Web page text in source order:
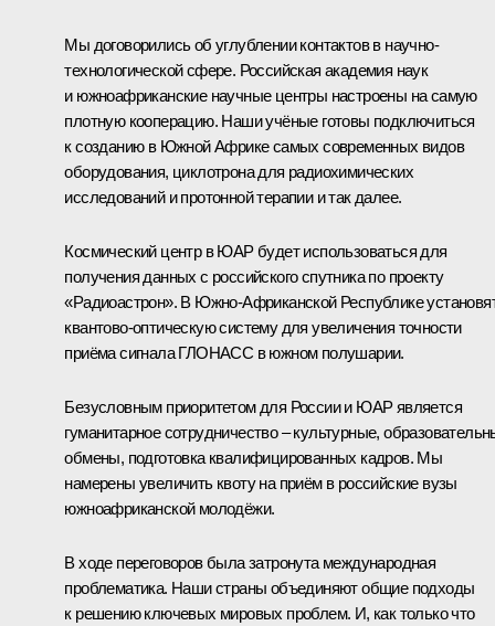
Мы договорились об углублении контактов в научно-
технологической сфере. Российская академия наук
и южноафриканские научные центры настроены на самую
плотную кооперацию. Наши учёные готовы подключиться
к созданию в Южной Африке самых современных видов
оборудования, циклотрона для радиохимических
исследований и протонной терапии и так далее.
Космический центр в ЮАР будет использоваться для
получения данных с российского спутника по проекту
«Радиоастрон». В Южно-Африканской Республике
квантово-оптическую систему для увеличения точности
приёма сигнала ГЛОНАСС в южном полушарии.
Безусловным приоритетом для России и ЮАР является
гуманитарное сотрудничество – культурные,
обмены, подготовка квалифицированных кадров. Мы
намерены увеличить квоту на приём в российские вузы
южноафриканской молодёжи.
В ходе переговоров была затронута международная
проблематика. Наши страны объединяют общие подходы
к решению ключевых мировых проблем. И, как только что